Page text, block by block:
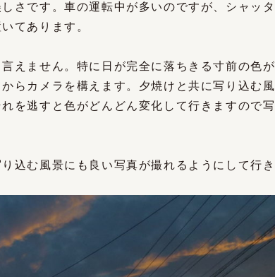
さです。車の運転中が多いのですが、シャッタ
てあります。
えません。特に日が完全に落ちきる寸前の色が
らカメラを構えます。夕焼けと共に写り込む風
を逃すと色がどんどん変化して行きますので写
込む風景にも良い写真が撮れるようにして行き